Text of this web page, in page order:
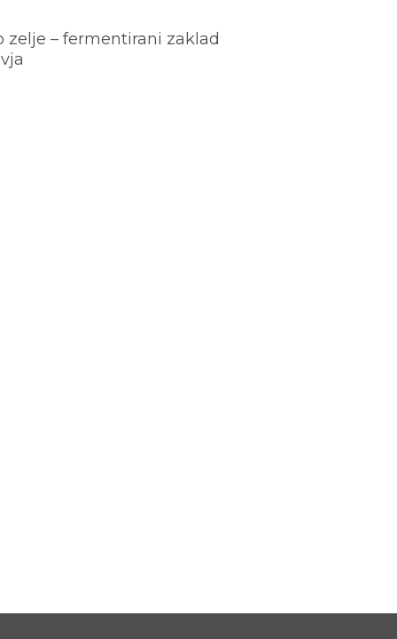
zelje – fermentirani zaklad